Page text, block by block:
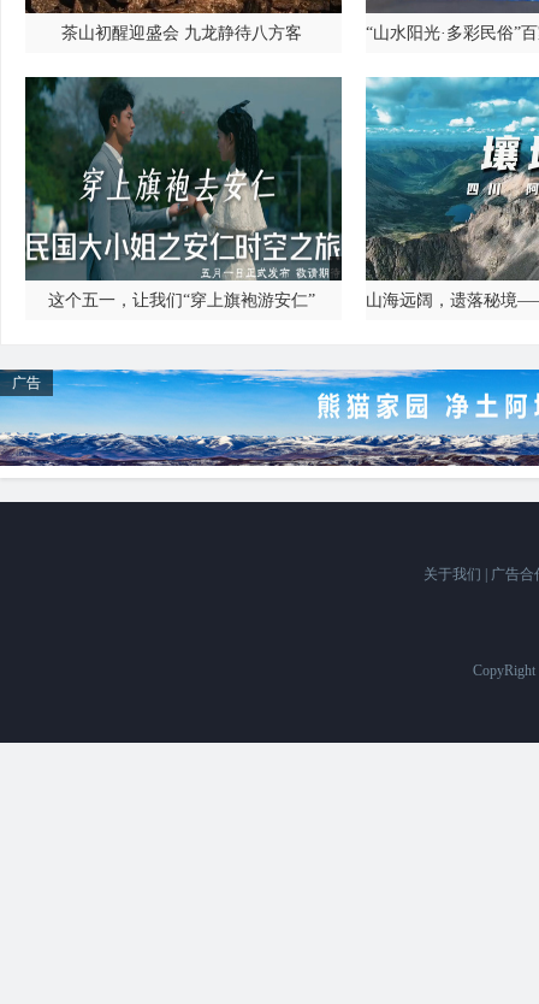
茶山初醒迎盛会 九龙静待八方客
这个五一，让我们“穿上旗袍游安仁”
广告
关于我们 广告